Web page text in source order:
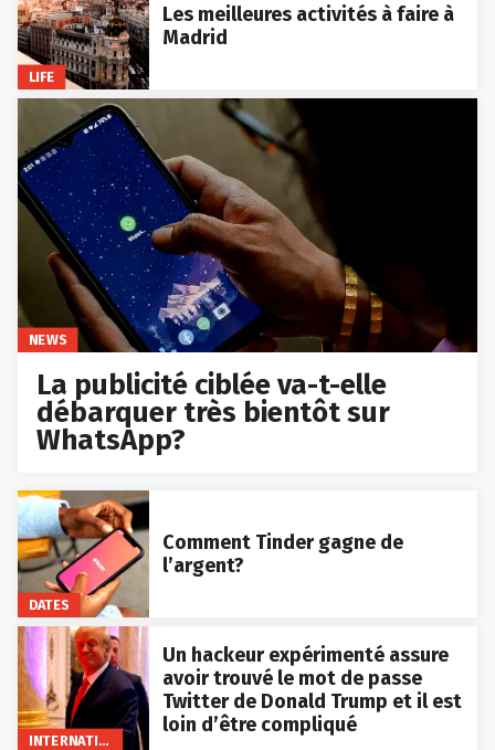
LIFE
Les meilleures activités à faire à
Madrid
NEWS
La publicité ciblée va-t-elle
débarquer très bientôt sur
WhatsApp?
DATES
Comment Tinder gagne de
l’argent?
INTERNATIONAL
Un hackeur expérimenté assure
avoir trouvé le mot de passe
Twitter de Donald Trump et il est
loin d’être compliqué